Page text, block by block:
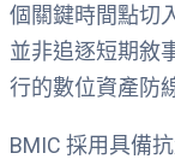
個關鍵時間點切
並非追逐短期敘
行的數位資產防
BMIC 採用具備